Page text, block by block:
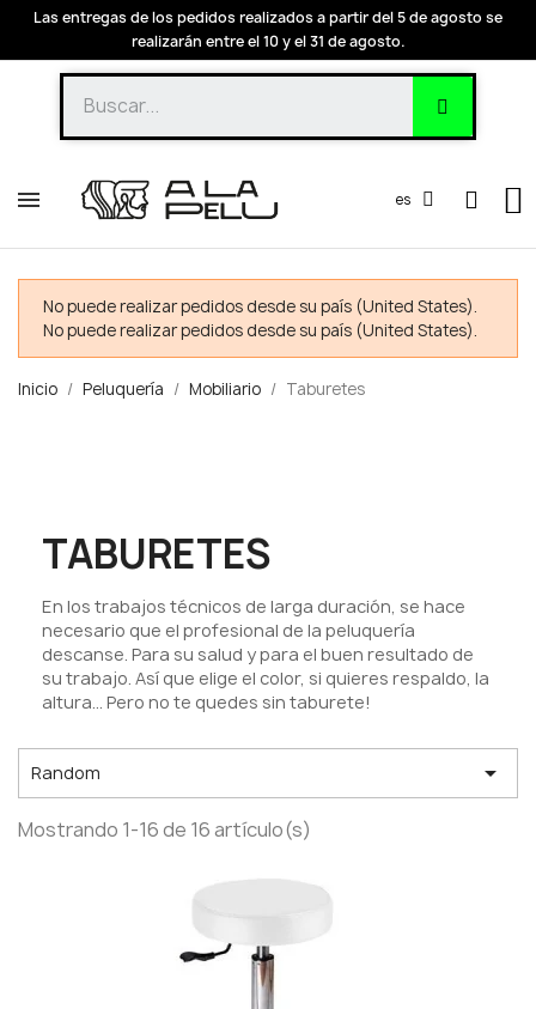
Las entregas de los pedidos realizados a partir del 5 de agosto se
realizarán entre el 10 y el 31 de agosto.
es
No puede realizar pedidos desde su país (United States).
No puede realizar pedidos desde su país (United States).
Inicio Peluquería Mobiliario Taburetes
TABURETES
En los trabajos técnicos de larga duración, se hace
necesario que el profesional de la peluquería
descanse. Para su salud y para el buen resultado de
su trabajo. Así que elige el color, si quieres respaldo, la
altura... Pero no te quedes sin taburete!
Random 
Mostrando 1-16 de 16 artículo(s)